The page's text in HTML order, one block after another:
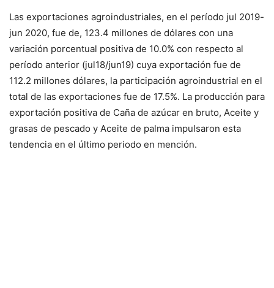
Las exportaciones agroindustriales, en el período jul 2019-
jun 2020, fue de, 123.4 millones de dólares con una
variación porcentual positiva de 10.0% con respecto al
período anterior (jul18/jun19) cuya exportación fue de
112.2 millones dólares, la participación agroindustrial en el
total de las exportaciones fue de 17.5%. La producción para
exportación positiva de Caña de azúcar en bruto, Aceite y
grasas de pescado y Aceite de palma impulsaron esta
tendencia en el último periodo en mención.